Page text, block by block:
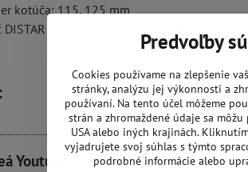
kotúča: 115, 125 mm
DISTAR 125x30 EDGE DRY SLIDER v balení
Youtube sú blokované Voľbami
Predvoľby
Cookies používame na zlepšenie
stránky, analýzu jej výkonnosti a
používaní. Na tento účel môžeme
strán a zhromaždené údaje sa
USA alebo iných krajinách.
vyjadrujete svoj súhlas s týmto
podrobné informácie alebo